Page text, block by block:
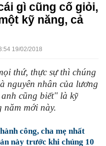
gì cũng cố giỏi,
kỹ năng, cả
19/02/2018
thứ, thực sự thì chúng
nguyên nhân của lương
cũng biết" là kỹ
năm mới này.
công, cha mẹ nhất
này trước khi chúng 10